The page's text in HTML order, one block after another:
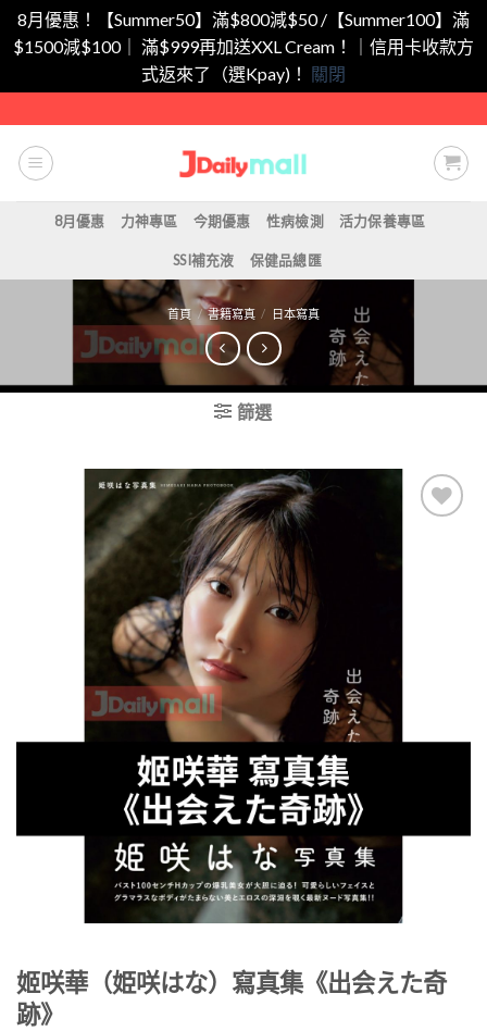
8月優惠！【Summer50】滿$800減$50 /【Summer100】滿
$1500減$100｜ 滿$999再加送XXL Cream！｜信用卡收款方
式返來了（選Kpay)！ 關閉
to
content
8月優惠 力神專區 今期優惠 性病檢測 活力保養專區
SSI補充液 保健品總匯
首頁 / 書籍寫真 / 日本寫真
篩選
姬咲華（姫咲はな）寫真集《出会えた奇
跡》